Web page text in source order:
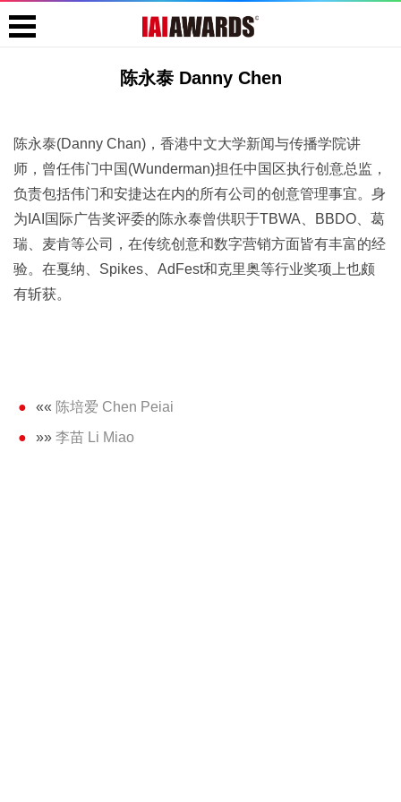
陈永泰 Danny Chen
陈永泰(Danny Chan)，香港中文大学新闻与传播学院讲
师，曾任伟门中国(Wunderman)担任中国区执行创意总监，
负责包括伟门和安捷达在内的所有公司的创意管理事宜。身
为IAI国际广告奖评委的陈永泰曾供职于TBWA、BBDO、葛
瑞、麦肯等公司，在传统创意和数字营销方面皆有丰富的经
验。在戛纳、Spikes、AdFest和克里奥等行业奖项上也颇
有斩获。
«« 陈培爱 Chen Peiai
»» 李苗 Li Miao